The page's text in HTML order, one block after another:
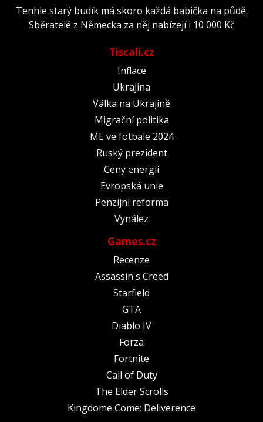
Tenhle starý budík má skoro každá babička na půdě.
Sběratelé z Německa za něj nabízejí i 10 000 Kč
Tiscali.cz
Inflace
Ukrajina
Válka na Ukrajině
Migrační politika
ME ve fotbale 2024
Ruský prezident
Ceny energií
Evropská unie
Penzijní reforma
Vynález
Games.cz
Recenze
Assassin's Creed
Starfield
GTA
Diablo IV
Forza
Fortnite
Call of Duty
The Elder Scrolls
Kingdome Come: Deliverence